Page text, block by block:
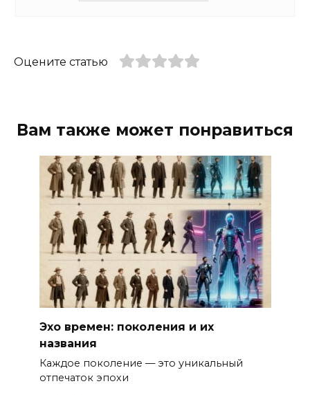
Оцените статью
Вам также может понравиться
Эхо времен: поколения и их
названия
Каждое поколение — это уникальный
отпечаток эпохи